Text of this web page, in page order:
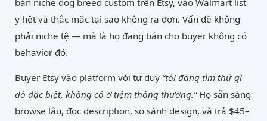
bán niche dog breed custom trên Etsy, vào Walmart list
y hệt và thắc mắc tại sao không ra đơn. Vấn đề không
phải niche tệ — mà là họ đang bán cho buyer không có
behavior đó.
Buyer Etsy vào platform với tư duy “tôi đang tìm thứ gì
đó đặc biệt, không có ở tiệm thông thường.”Họ sẵn sàng
browse lâu, đọc description, so sánh design, và trả $45–